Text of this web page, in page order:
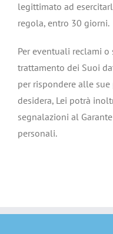
legittimato ad
regola, entro 30 giorni.
Per eventuali reclami
trattamento dei Suoi
per rispondere alle sue
desidera, Lei potrà
segnalazioni al
personali.